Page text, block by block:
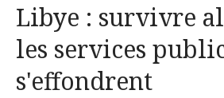
Libye : survivre
les services
s'effondrent